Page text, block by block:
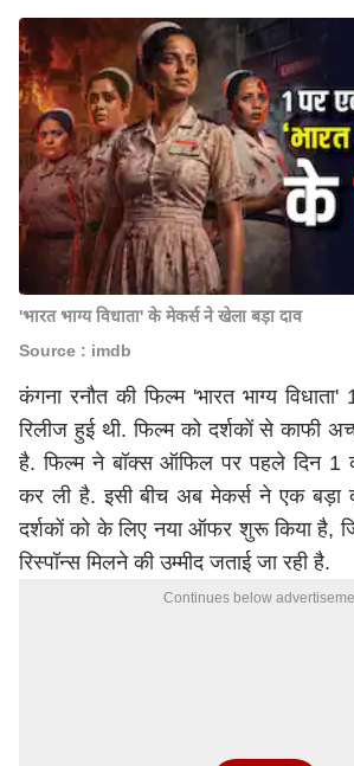
'भारत भाग्य विधाता' के मेकर्स ने खेला बड़ा दाव
Source : imdb
कंगना रनौत की फिल्म 'भारत भाग्य
रिलीज हुई थी. फिल्म को दर्शकों से काफी
है. फिल्म ने बॉक्स ऑफिल पर पहले दिन 1
कर ली है. इसी बीच अब मेकर्स ने एक बड़ा
दर्शकों को के लिए नया ऑफर शुरू किया है,
रिस्पॉन्स मिलने की उम्मीद जताई जा रही है.
Continues below